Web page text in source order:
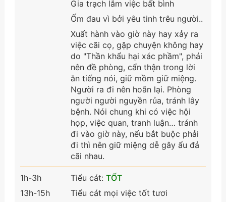
Gia trạch lắm việc bất bình
Ốm đau vì bởi yêu tinh trêu người..
Xuất hành vào giờ này hay xảy ra
việc cãi cọ, gặp chuyện không hay
do "Thần khẩu hại xác phầm", phải
nên đề phòng, cẩn thận trong lời
ăn tiếng nói, giữ mồm giữ miệng.
Người ra đi nên hoãn lại. Phòng
người người nguyền rủa, tránh lây
bệnh. Nói chung khi có việc hội
họp, việc quan, tranh luận… tránh
đi vào giờ này, nếu bắt buộc phải
đi thì nên giữ miệng dễ gây ẩu đả
cãi nhau.
1h-3h
13h-15h
Tiểu cát: TỐT
Tiểu cát mọi việc tốt tươi